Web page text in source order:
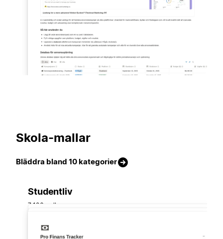
Skola-mallar
Bläddra bland 10 kategorier
Studentliv
7 126 mallar